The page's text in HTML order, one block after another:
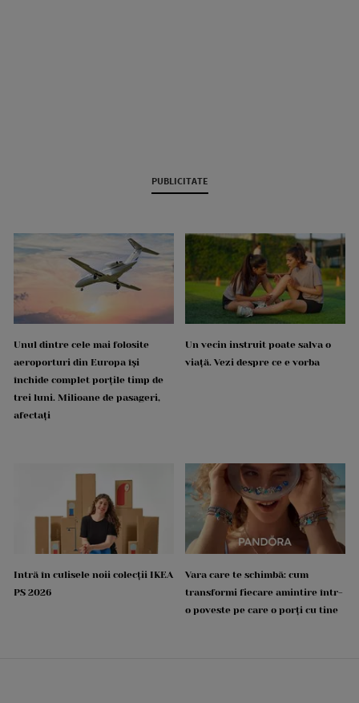
PUBLICITATE
Unul dintre cele mai folosite
aeroporturi din Europa își
închide complet porțile timp de
trei luni. Milioane de pasageri,
afectați
Un vecin instruit poate salva o
viață. Vezi despre ce e vorba
Intră în culisele noii colecții IKEA
PS 2026
Vara care te schimbă: cum
transformi fiecare amintire într-
o poveste pe care o porți cu tine